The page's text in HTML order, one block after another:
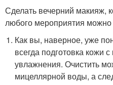
Сделать вечерний макияж,
любого мероприятия можно
Как вы, наверное, уже
всегда подготовка
увлажнения. Очистить
мицеллярной воды, а